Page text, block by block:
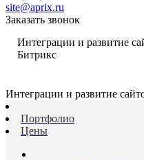
site@aprix.ru
Заказать звонок
Интеграции и развитие
Битрикс
Интеграции и развитие
Портфолио
Цены